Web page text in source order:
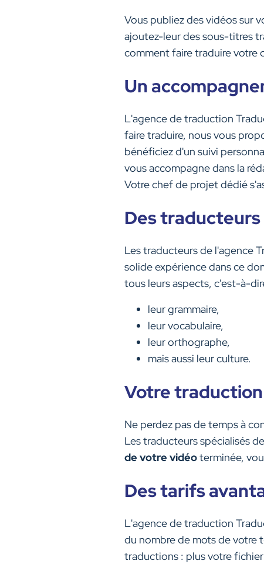
Vous publiez des vidéos sur
ajoutez-leur des sous-titres
comment faire traduire votre
Un
L'agence de traduction
faire traduire, nous vous
bénéficiez d'un suivi
vous accompagne dans la
Votre chef de projet dédié
Des
Les traducteurs de l'agence
solide expérience dans ce
tous leurs aspects, c'est-à-
leur grammaire,
leur vocabulaire,
leur orthographe,
mais aussi leur culture.
Votre traduction
Ne perdez pas de temps à
Les traducteurs spécialisés
de votre vidéoterminée,
Des tarifs
L'agence de traduction
du nombre de mots de votre
traductions : plus votre